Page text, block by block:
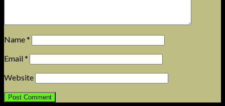
Name*
Email*
Website